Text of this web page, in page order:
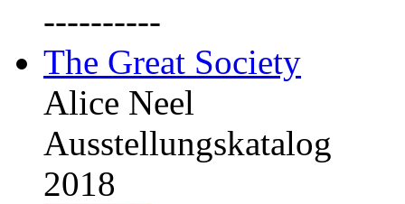
----------
The Great Society
Alice Neel
Ausstellungskatalog
2018